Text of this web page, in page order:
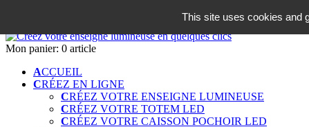
Mon panier: 0 article
ACCUEIL
CRÉEZ EN LIGNE
CRÉEZ VOTRE ENSEIGNE LUMINEUSE
CRÉEZ VOTRE TOTEM LED
CRÉEZ VOTRE CAISSON POCHOIR LED
This site uses cookies and